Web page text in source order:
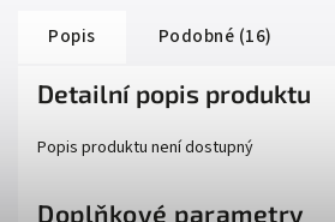
Popis Podobné (16)
Detailní popis produktu
Popis produktu není dostupný
Doplňkové parametry